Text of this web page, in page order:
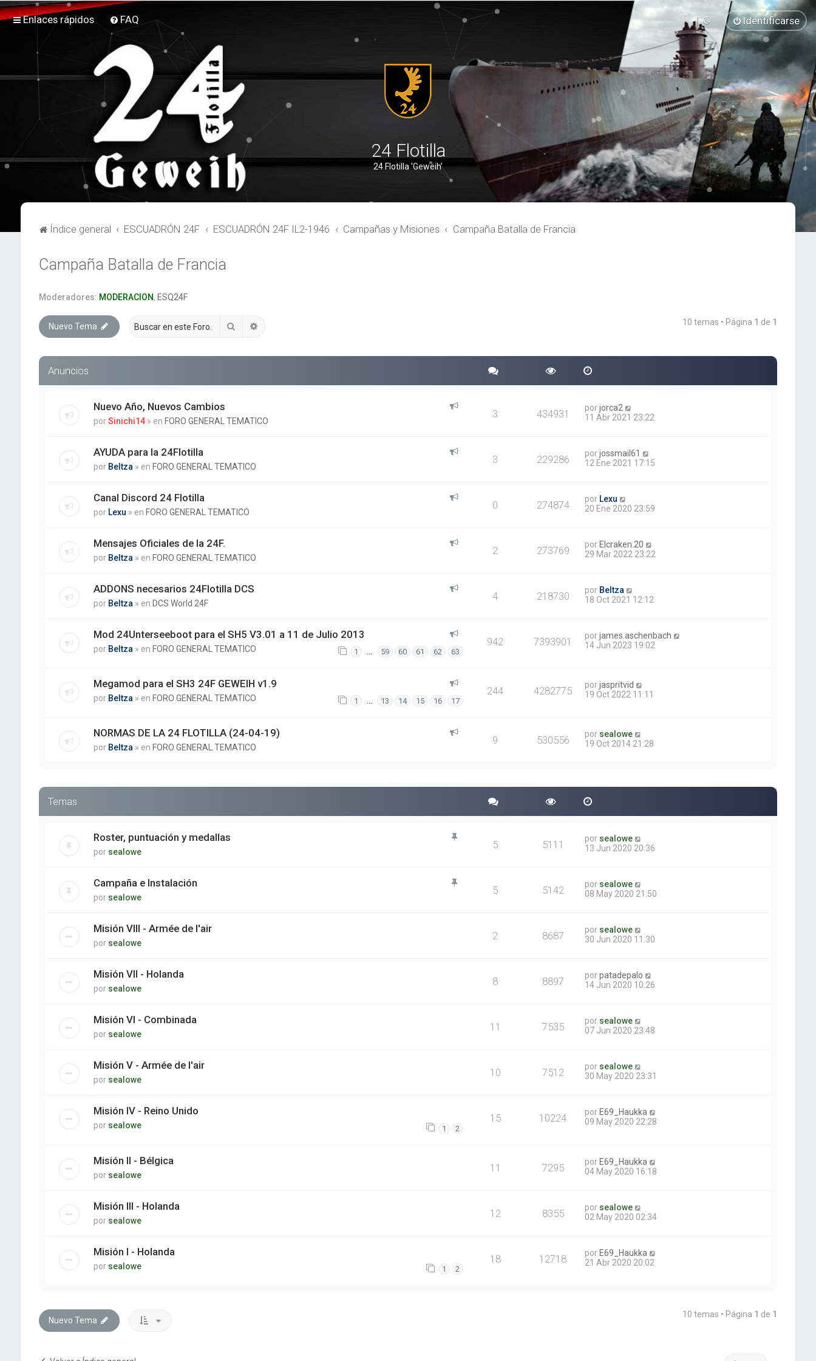
Enlaces rápidos FAQ Identificarse
24 Flotilla
24 Flotilla 'Geweih'
Índice general ESCUADRÓN 24F ESCUADRÓN 24F IL2-1946 Campañas y Misiones Campaña Batalla de Francia
Campaña Batalla de Francia
Moderadores: MODERACION, ESQ24F
Nuevo Tema Buscar 10 temas • Página 1 de 1
Anuncios
Nuevo Año, Nuevos Cambios
porSinichi14 » en FORO GENERAL TEMATICO
3 434931 porjorca2
11 Abr 2021 23:22
AYUDA para la 24Flotilla
por Beltza » en FORO GENERAL TEMATICO
3 229286 porjossmail61
12 Ene 2021 17:15
Canal Discord 24 Flotilla
por Lexu » en FORO GENERAL TEMATICO
0 274874 por Lexu
20 Ene 2020 23:59
Mensajes Oficiales de la 24F.
por Beltza » en FORO GENERAL TEMATICO
2 273769 por Elcraken.20
29 Mar 2022 23:22
ADDONS necesarios 24Flotilla DCS
por Beltza » en DCS World 24F
4 218730 por Beltza
18 Oct 2021 12:12
Mod 24Unterseeboot para el SH5 V3.01 a 11 de Julio 2013
por Beltza » en FORO GENERAL TEMATICO 1 … 59 60 61 62 63
942 7393901 porjames.aschenbach
14 Jun 2023 19:02
Megamod para el SH3 24F GEWEIH v1.9
por Beltza » en FORO GENERAL TEMATICO 1 … 13 14 15 16 17
244 4282775 porjaspritvid
19 Oct 2022 11:11
NORMAS DE LA 24 FLOTILLA (24-04-19)
por Beltza » en FORO GENERAL TEMATICO
9 530556 por sealowe
19 Oct 2014 21:28
Temas
Roster, puntuación y medallas
por sealowe
5 5111 por sealowe
13 Jun 2020 20:36
Campaña e Instalación
por sealowe
5 5142 por sealowe
08 May 2020 21:50
Misión VIII - Armée de l'air
por sealowe
2 8687 por sealowe
30 Jun 2020 11:30
Misión VII - Holanda
por sealowe
8 8897 porpatadepalo
14 Jun 2020 10:26
Misión VI - Combinada
por sealowe
11 7535 por sealowe
07 Jun 2020 23:48
Misión V - Armée de l'air
por sealowe
10 7512 por sealowe
30 May 2020 23:31
Misión IV - Reino Unido
por sealowe 1 2
15 10224 por E69_Haukka
09 May 2020 22:28
Misión II - Bélgica
por sealowe
11 7295 porE69_Haukka
04 May 2020 16:18
Misión III - Holanda
por sealowe
12 8355 por sealowe
02 May 2020 02:34
Misión I - Holanda
por sealowe 1 2
18 12718 porE69_Haukka
21 Abr 2020 20:02
Nuevo Tema
10 temas • Página 1 de 1